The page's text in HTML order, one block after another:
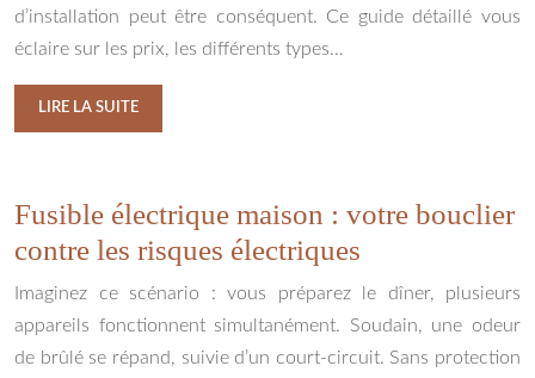
d’installation peut être conséquent. Ce guide détaillé vous
éclaire sur les prix, les différents types…
LIRE LA SUITE
Fusible électrique maison : votre bouclier
contre les risques électriques
Imaginez ce scénario : vous préparez le dîner, plusieurs
appareils fonctionnent simultanément. Soudain, une odeur
de brûlé se répand, suivie d’un court-circuit. Sans protection